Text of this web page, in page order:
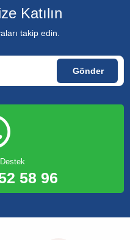
Katılın
takip edin.
58 96